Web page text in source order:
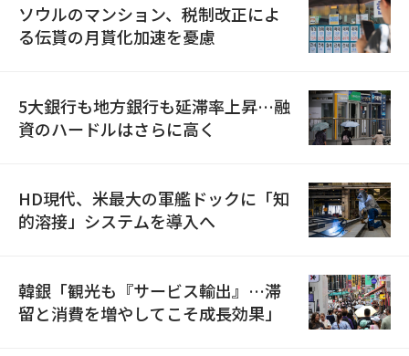
ソウルのマンション、税制改正によ
る伝貰の月貰化加速を憂慮
5大銀行も地方銀行も延滞率上昇…融
資のハードルはさらに高く
HD現代、米最大の軍艦ドックに「知
的溶接」システムを導入へ
韓銀「観光も『サービス輸出』…滞
留と消費を増やしてこそ成長効果」